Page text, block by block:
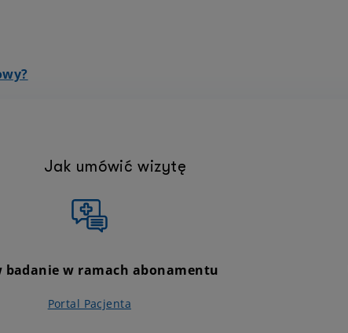
Jak umówić wizytę
badanie w ramach abonamentu
Portal Pacjenta